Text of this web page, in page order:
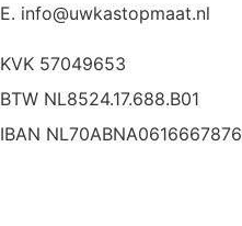
E. info@uwkastopmaat.nl
KVK 57049653
BTW NL8524.17.688.B01
IBAN NL70ABNA0616667876